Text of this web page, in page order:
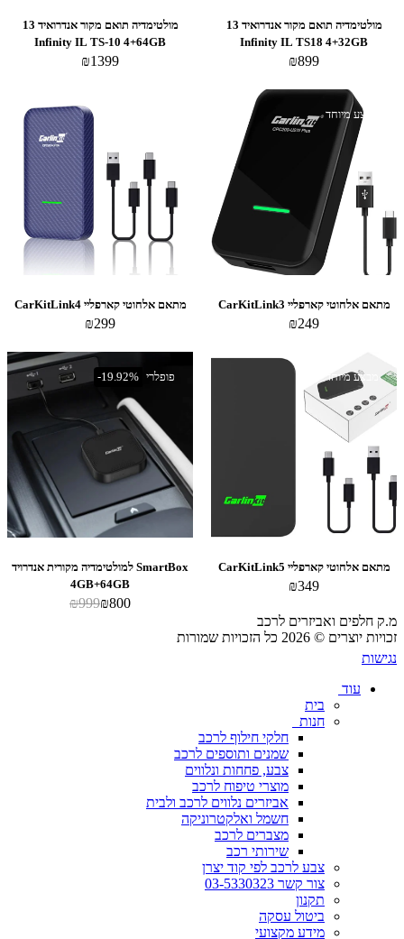
מולטימדיה תואם מקור אנדרואיד 13
Infinity IL TS18 4+32GB
₪899
מולטימדיה תואם מקור אנדרואיד 13
Infinity IL TS-10 4+64GB
₪1399
מבצע מיוחד
מתאם אלחוטי קארפליי CarKitLink3
₪249
מתאם אלחוטי קארפליי CarKitLink4
₪299
מבצע מיוחד
מתאם אלחוטי קארפליי CarKitLink5
₪349
פופלרי -19.92%
SmartBox למולטימדיה מקורית אנדרויד
4GB+64GB
₪999₪800
מ.ק חלפים ואביזרים לרכב
זכויות יוצרים © 2026 כל הזכויות שמורות
נגישות
עוד
בית
חנות
חלקי חילוף לרכב
שמנים ותוספים לרכב
צבע, פחחות ונלווים
מוצרי טיפוח לרכב
אביזרים נלווים לרכב ולבית
חשמל ואלקטרוניקה
מצברים לרכב
שירותי רכב
צבע לרכב לפי קוד יצרן
צור קשר 03-5330323
תקנון
ביטול עסקה
מידע מקצועי